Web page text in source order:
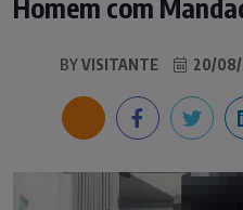
Homem com
BYVISITANTE 20/